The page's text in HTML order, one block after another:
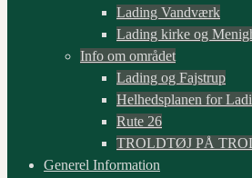
Lading Vandværk
Lading kirke og
Info om området
Lading og Fajstrup
Helhedsplanen for
Rute 26
TROLDTØJ PÅ
Generel Information